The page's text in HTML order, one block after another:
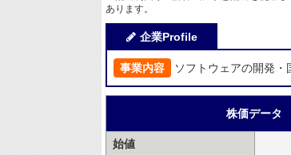
あります。
企業Profile
事業内容 ソフトウェアの開発・
株価データ
始値